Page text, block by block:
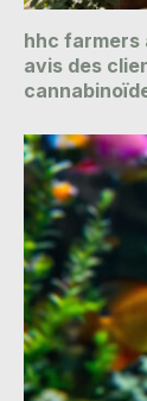
hhc farmers
avis des